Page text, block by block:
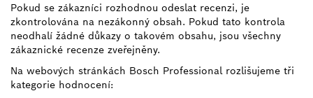
Pokud se zákazníci rozhodnou odeslat recenzi, je
zkontrolována na nezákonný obsah. Pokud tato kontrola
neodhalí žádné důkazy o takovém obsahu, jsou všechny
zákaznické recenze zveřejněny.
Na webových stránkách Bosch Professional rozlišujeme tři
kategorie hodnocení: